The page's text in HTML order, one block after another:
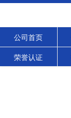
公司首页
荣誉认证